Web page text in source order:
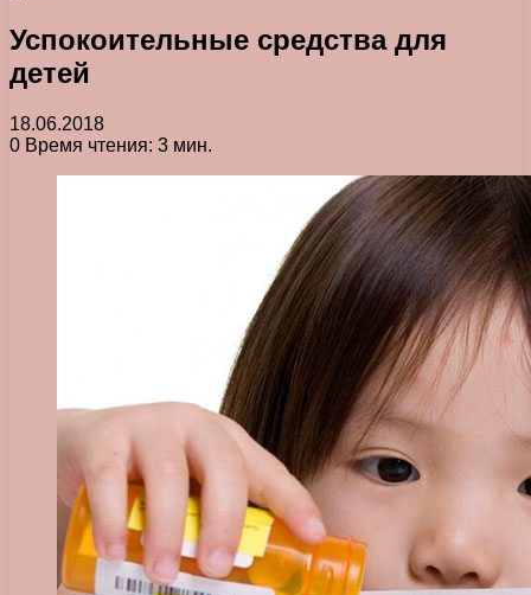
Успокоительные средства для
детей
18.06.2018
0 Время чтения: 3 мин.